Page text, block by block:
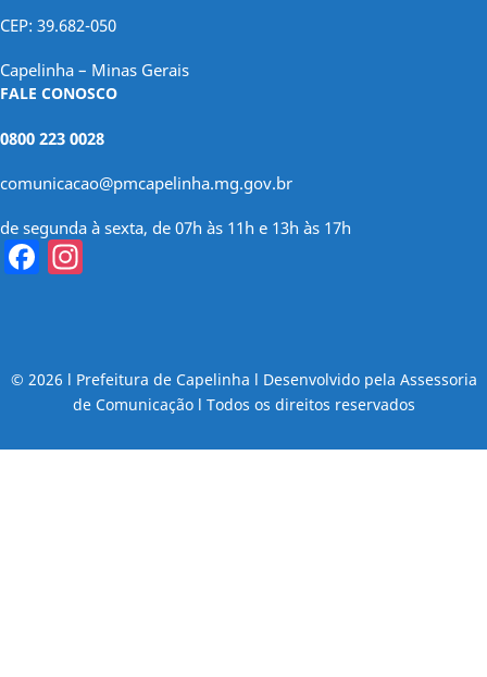
CEP: 39.682-050
Capelinha – Minas Gerais
FALE CONOSCO
0800 223 0028
comunicacao@pmcapelinha.mg.gov.br
de segunda à sexta, de 07h às 11h e 13h às 17h
Facebook
© 2026 l Prefeitura de Capelinha l Desenvolvido pela Assessoria
de Comunicação l Todos os direitos reservados